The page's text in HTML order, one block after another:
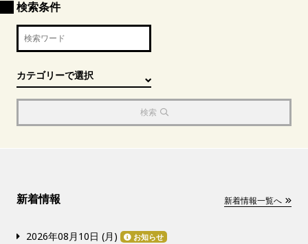
検索条件
検索
新着情報 新着情報一覧へ
2026年08月10日 (月 ) お知らせ